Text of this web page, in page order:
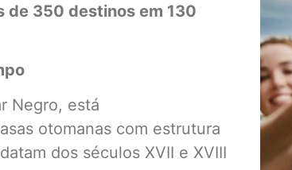
de 350 destinos em 130
Negro, está
otomanas com estrutura
dos séculos XVII e XVIII